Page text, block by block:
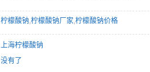
柠檬酸钠,柠檬酸钠厂家,柠檬酸钠价格
上海柠檬酸钠
没有了